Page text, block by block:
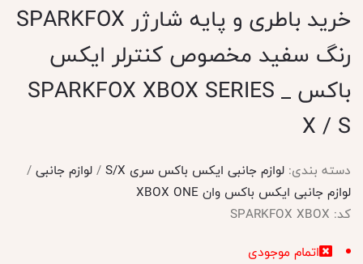
خرید باطری و پایه شارژر SPARKFOX
رنگ سفید مخصوص کنترلر ایکس
باکس _ SPARKFOX XBOX SERIES
X / S
دسته بندی: لوازم جانبی ایکس باکس سری S/X /لوازم جانبی/
لوازم جانبی ایکس باکس وان XBOX ONE
کد: SPARKFOX XBOX
اتمام موجودی